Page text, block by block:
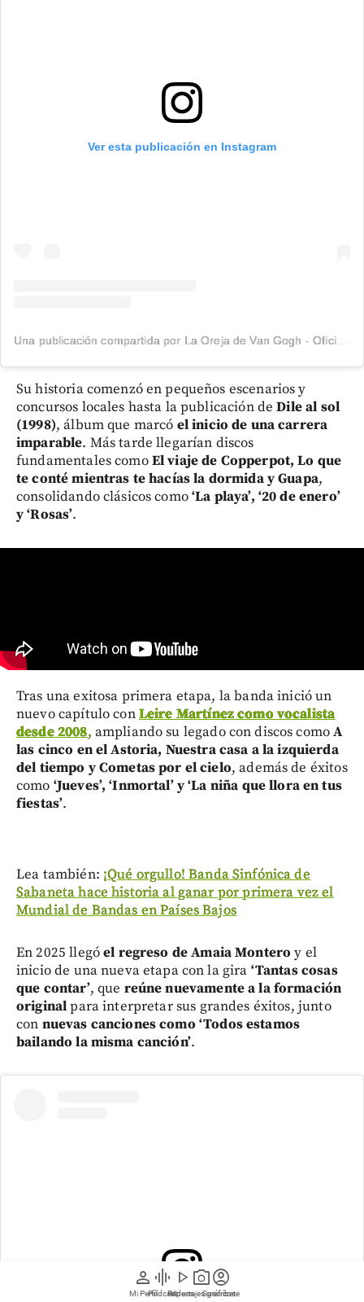
person
Mi Perfil
graphic_eq
Pódcast
play_arrow
Videos
photo_camera
Reportajes gráficos
account_circle
Suscríbete
Ver esta publicación en Instagram
Una publicación compartida por La Oreja de Van Gogh - Oficial (@laorejadevangogh)
Su historia comenzó en pequeños escenarios y
concursos locales hasta la publicación deDile al sol
(1998), álbum que marcó el inicio de una carrera
imparable. Más tarde llegarían discos
fundamentales comoEl viaje de Copperpot, Lo que
te conté mientras te hacías la dormida y Guapa,
consolidando clásicos como‘La playa’, ‘20 de enero’
y ‘Rosas’.
Tras una exitosa primera etapa, la banda inició un
nuevo capítulo conLeire Martínez como vocalista
desde 2008, ampliando su legado con discos comoA
las cinco en el Astoria, Nuestra casa a la izquierda
del tiempo y Cometas por el cielo, además de éxitos
como ‘Jueves’, ‘Inmortal’ y ‘La niña que llora en tus
fiestas’.
Lea también: ¡Qué orgullo! Banda Sinfónica de
Sabaneta hace historia al ganar por primera vez el
Mundial de Bandas en Países Bajos
En 2025 llegóel regreso de Amaia Montero y el
inicio de una nueva etapa con la gira ‘Tantas cosas
que contar’, que reúne nuevamente a la formación
originalpara interpretar sus grandes éxitos, junto
con nuevas canciones como ‘Todos estamos
bailando la misma canción’.